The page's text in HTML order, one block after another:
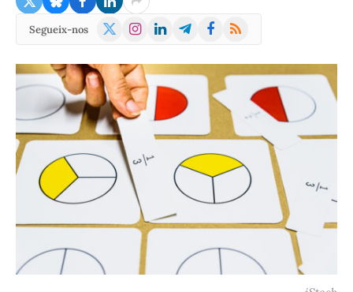
Segueix-nos
X
Instagram
LinkedInTelegramFacebook
RSS